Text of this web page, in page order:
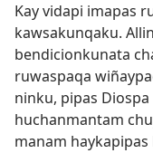
Kay vidapi imapas
kawsakunqaku.
bendicionkunata
ruwaspaqa
ninku, pipas
huchanmantam
manam